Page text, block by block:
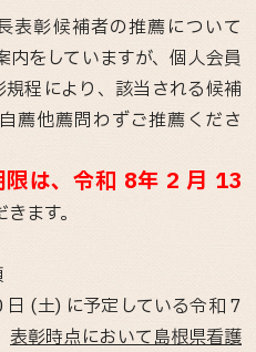
表彰候補者の推薦について
内をしていますが、個人会員
程により、該当される候補
薦他薦問わずご推薦くださ
は、令和 8年 2 月 13
ます。
(土) に予定している令和 7
表彰時点において島根県看護